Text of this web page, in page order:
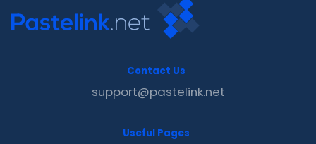
Contact Us
support@pastelink.net
Useful Pages